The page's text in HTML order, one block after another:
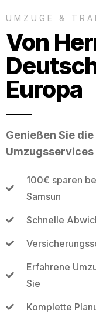
UMZÜGE &
Von
Europa
Genießen Sie
Umzugsservices
100€ sparen
Samsun
Schnelle
Erfahrene
Sie
Komplette